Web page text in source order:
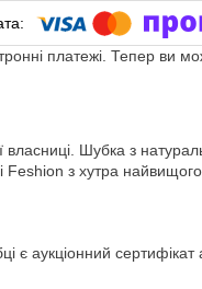
платежі. Тепер ви
Шубка з
з хутра найвищого
аукціонний сертифікат